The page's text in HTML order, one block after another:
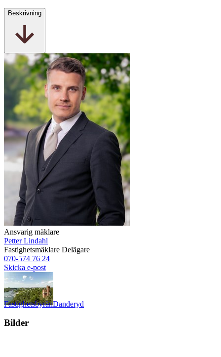
Beskrivning
Ansvarig mäklare
Petter Lindahl
Fastighetsmäklare Delägare
070-574 76 24
Skicka e-post
FastighetsbyrånDanderyd
Bilder